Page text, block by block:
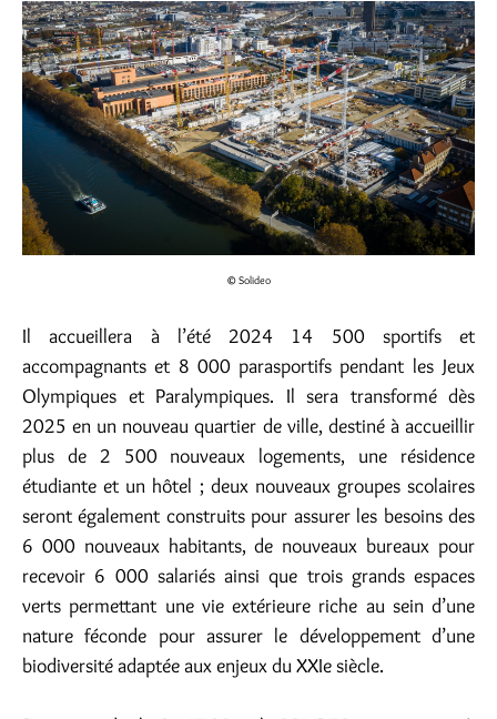
© Solideo
Il accueillera à l’été 2024 14 500 sportifs et
accompagnants et 8 000 parasportifs pendant les Jeux
Olympiques et Paralympiques. Il sera transformé dès
2025 en un nouveau quartier de ville, destiné à accueillir
plus de 2 500 nouveaux logements, une résidence
étudiante et un hôtel ; deux nouveaux groupes scolaires
seront également construits pour assurer les besoins des
6 000 nouveaux habitants, de nouveaux bureaux pour
recevoir 6 000 salariés ainsi que trois grands espaces
verts permettant une vie extérieure riche au sein d’une
nature féconde pour assurer le développement d’une
biodiversité adaptée aux enjeux du XXIe siècle.